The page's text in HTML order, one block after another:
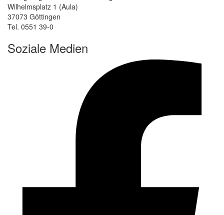
Wilhelmsplatz 1 (Aula)
37073 Göttingen
Tel. 0551 39-0
Soziale Medien